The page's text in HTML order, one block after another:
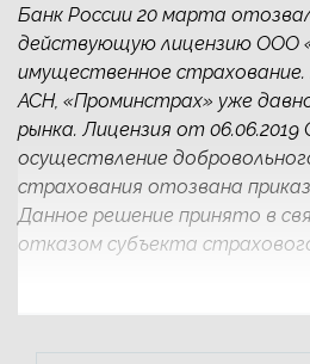
Банк России 20 марта
действующую лицензию ООО
имущественное
АСН, «Проминстрах» уже
рынка. Лицензия от
осуществление
страхования отозвана
Данное решение принято в
отказом субъекта